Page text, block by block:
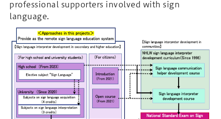
professional supporters involved with sign
language.